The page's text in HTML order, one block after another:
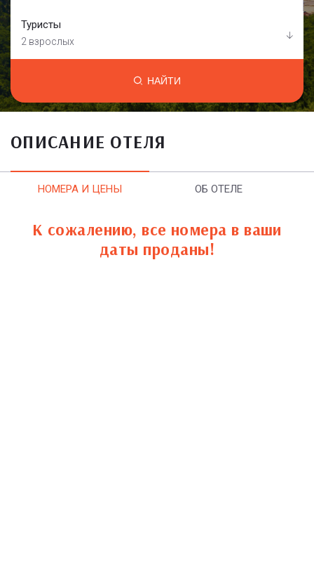
Туристы
2 взрослых
НАЙТИ
ОПИСАНИЕ ОТЕЛЯ
НОМЕРА И ЦЕНЫ ОБ ОТЕЛЕ
К сожалению, все номера в ваши
даты проданы!